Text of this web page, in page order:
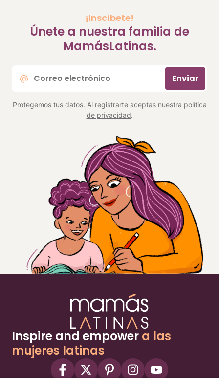
¡Inscíbete!
Únete a nuestra familia de
MamásLatinas.
electrónico
Enviar
Protegemos tus datos. Al registrarte aceptas nuestra política
de privacidad.
Inspire and empower a las
mujeres latinas